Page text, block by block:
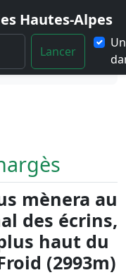
Hautes-Alpes
Lancer
mènera au
des écrins,
haut du
(2993m)